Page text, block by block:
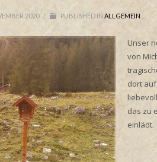
2020 / PUBLISHED IN ALLGEMEIN
Unser
von
dort
das zu
einlädt.